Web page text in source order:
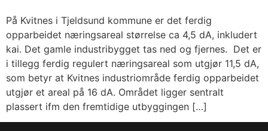
På Kvitnes i Tjeldsund kommune er det ferdig
opparbeidet næringsareal størrelse ca 4,5 dA, inkludert
kai. Det gamle industribygget tas ned og fjernes. Det er
i tillegg ferdig regulert næringsareal som utgjør 11,5 dA,
som betyr at Kvitnes industriområde ferdig opparbeidet
utgjør et areal på 16 dA. Området ligger sentralt
plassert ifm den fremtidige utbyggingen […]